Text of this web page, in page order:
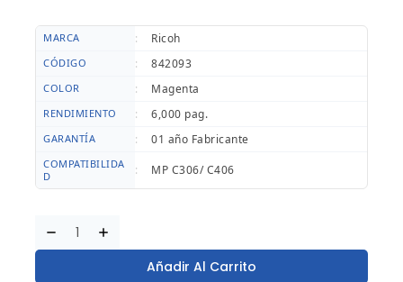
MARCA : Ricoh
CÓDIGO : 842093
COLOR : Magenta
RENDIMIENTO : 6,000 pag.
GARANTÍA : 01 año Fabricante
COMPATIBILIDA
D
: MP C306/ C406
Añadir Al Carrito